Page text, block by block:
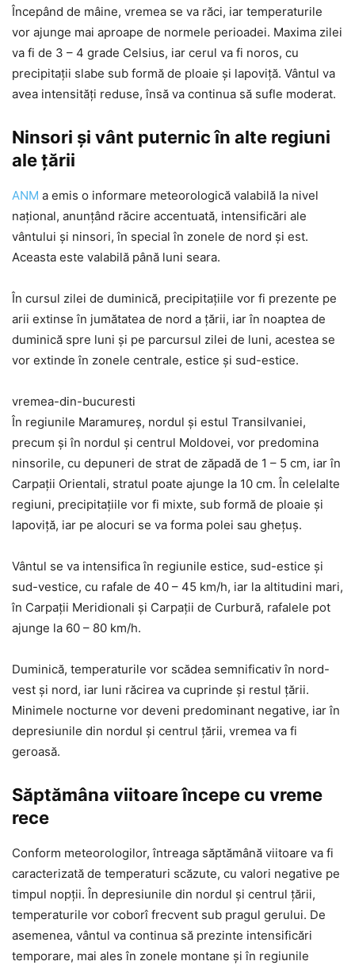
Începând de mâine, vremea se va răci, iar temperaturile
vor ajunge mai aproape de normele perioadei. Maxima zilei
va fi de 3 – 4 grade Celsius, iar cerul va fi noros, cu
precipitații slabe sub formă de ploaie și lapoviță. Vântul va
avea intensități reduse, însă va continua să sufle moderat.
Ninsori și vânt puternic în alte regiuni
ale țării
ANM a emis o informare meteorologică valabilă la nivel
național, anunțând răcire accentuată, intensificări ale
vântului și ninsori, în special în zonele de nord și est.
Aceasta este valabilă până luni seara.
În cursul zilei de duminică, precipitațiile vor fi prezente pe
arii extinse în jumătatea de nord a țării, iar în noaptea de
duminică spre luni și pe parcursul zilei de luni, acestea se
vor extinde în zonele centrale, estice și sud-estice.
vremea-din-bucuresti
În regiunile Maramureș, nordul și estul Transilvaniei,
precum și în nordul și centrul Moldovei, vor predomina
ninsorile, cu depuneri de strat de zăpadă de 1 – 5 cm, iar în
Carpații Orientali, stratul poate ajunge la 10 cm. În celelalte
regiuni, precipitațiile vor fi mixte, sub formă de ploaie și
lapoviță, iar pe alocuri se va forma polei sau ghețuș.
Vântul se va intensifica în regiunile estice, sud-estice și
sud-vestice, cu rafale de 40 – 45 km/h, iar la altitudini mari,
în Carpații Meridionali și Carpații de Curbură, rafalele pot
ajunge la 60 – 80 km/h.
Duminică, temperaturile vor scădea semnificativ în nord-
vest și nord, iar luni răcirea va cuprinde și restul țării.
Minimele nocturne vor deveni predominant negative, iar în
depresiunile din nordul și centrul țării, vremea va fi
geroasă.
Săptămâna viitoare începe cu vreme
rece
Conform meteorologilor, întreaga săptămână viitoare va fi
caracterizată de temperaturi scăzute, cu valori negative pe
timpul nopții. În depresiunile din nordul și centrul țării,
temperaturile vor coborî frecvent sub pragul gerului. De
asemenea, vântul va continua să prezinte intensificări
temporare, mai ales în zonele montane și în regiunile